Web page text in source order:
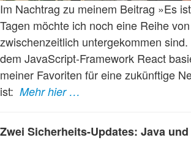
Im Nachtrag zu meinem Beitrag »Es
Tagen möchte ich noch eine Reihe
zwischenzeitlich untergekommen
dem JavaScript-Framework React
meiner Favoriten für eine zukünftige
ist: Mehr hier …
Zwei Sicherheits-Updates: Java